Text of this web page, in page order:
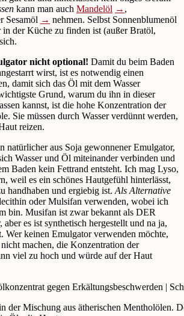
kann man auch Mandelöl → ,
Sesamöl → nehmen. Selbst Sonnenblumenöl
in der Küche zu finden ist (außer Bratöl,
nicht optional! Damit du beim Baden
wirst, ist es notwendig einen
damit sich das Öl mit dem Wasser
Grund, warum du ihn in dieser
kannst, ist die hohe Konzentration der
Sie müssen durch Wasser verdünnt werden,
reizen.
natürlicher aus Soja gewonnener Emulgator,
Wasser und Öl miteinander verbinden und
Baden kein Fettrand entsteht. Ich mag Lyso,
weil es ein schönes Hautgefühl hinterlässt,
handhaben und ergiebig ist. Als Alternative
oder Mulsifan verwenden, wobei ich
bin. Musifan ist zwar bekannt als DER
aber es ist synthetisch hergestellt und na ja,
Wer keinen Emulgator verwenden möchte,
machen, die Konzentration der
viel zu hoch und würde auf der Haut
der Mischung aus ätherischen Mentholölen.